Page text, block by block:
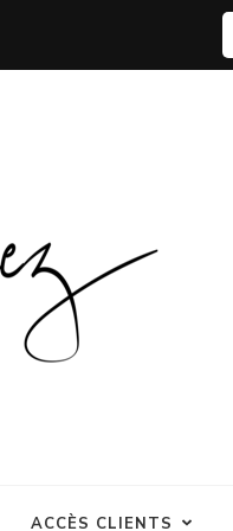
ACCÈS CLIENTS